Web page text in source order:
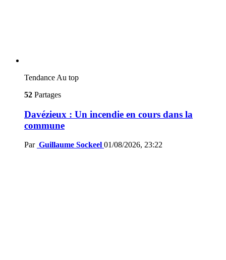
Tendance Au top
52 Partages
Davézieux : Un incendie en cours dans la
commune
Par Guillaume Sockeel 01/08/2026, 23:22